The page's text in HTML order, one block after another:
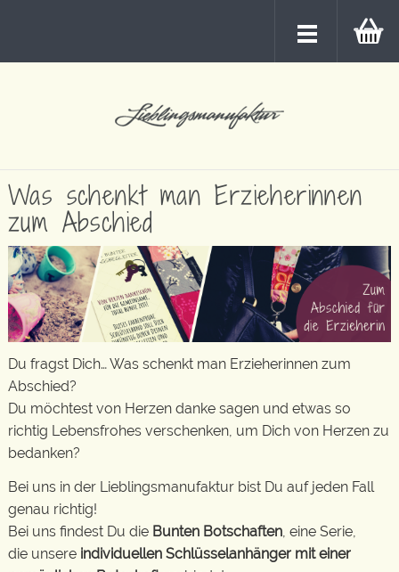
Was schenkt man Erzieherinnen
zum Abschied
Du fragst Dich… Was schenkt man Erzieherinnen zum
Abschied?
Du möchtest von Herzen danke sagen und etwas so
richtig Lebensfrohes verschenken, um Dich von Herzen zu
bedanken?
Bei uns in der Lieblingsmanufaktur bist Du auf jeden Fall
genau richtig!
Bei uns findest Du die Bunten Botschaften , eine Serie,
die unsere individuellen Schlüsselanhänger mit einer